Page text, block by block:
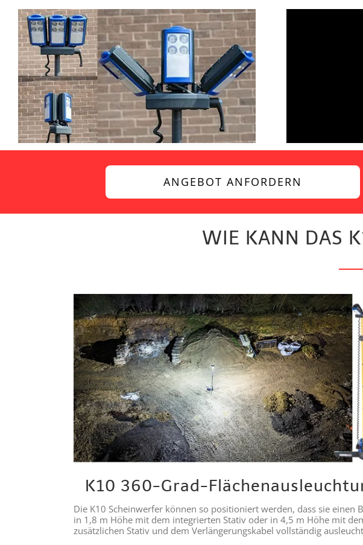
ANGEBOT ANFORDERN
WIE KANN DAS
K10 360-Grad-
Die K10 Scheinwerfer können so positioniert werden, dass sie einen
in 1,8 m Höhe mit dem integrierten Stativ oder in 4,5 m Höhe mit
zusätzlichen Stativ und dem Verlängerungskabel vollständig